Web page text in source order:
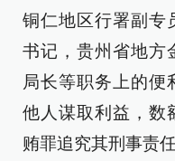
铜仁地区行署副专
书记，贵州省地方
局长等职务上的便
他人谋取利益，数
贿罪追究其刑事责任